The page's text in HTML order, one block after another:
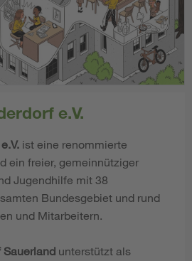
e.V.
ist eine renommierte
ein freier, gemeinnütziger
Jugendhilfe mit 38
Bundesgebiet und rund
und Mitarbeitern.
Sauerland unterstützt als